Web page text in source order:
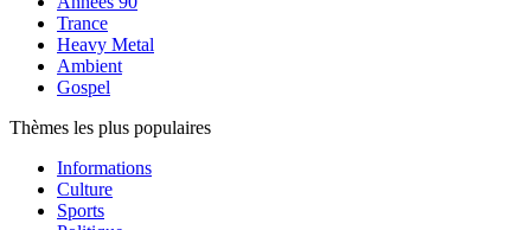
Trance
Heavy Metal
Ambient
Gospel
Thèmes les plus populaires
Informations
Culture
Sports